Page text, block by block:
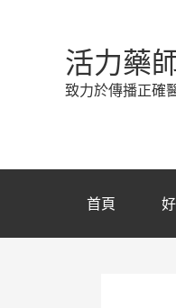
活力藥
致力於傳播正確
首頁